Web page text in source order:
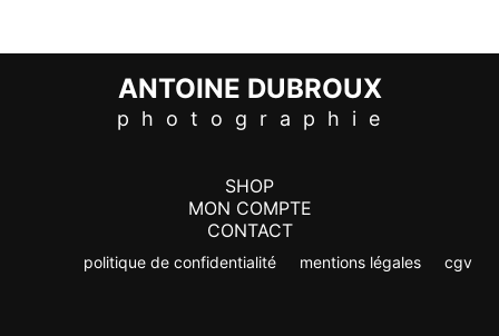
ANTOINE DUBROUX
p h o t o g r a p h i e
SHOP
MON COMPTE
CONTACT
politique de confidentialité mentions légales cgv